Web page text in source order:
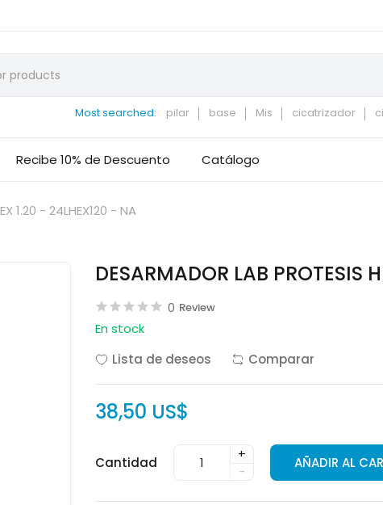
Most searched: pilar base Mis cicatrizador
Recibe 10% de Descuento Catálogo
1.20 - 24LHEX120 - NA
DESARMADOR LAB PROTESIS
0 Review
En stock
Lista de deseos
Comparar
38,50 US$
Cantidad
+
-
AÑADIR AL